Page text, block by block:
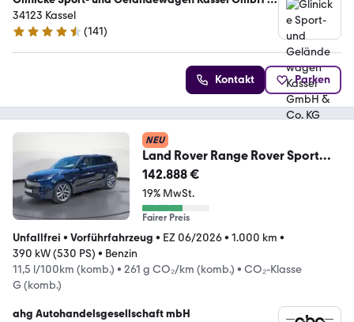
Co. KG
34123 Kassel
4.7 Sterne
(141)
Kontakt Parken
NEU
Land Rover Range Rover Sport
P530 Autobio
142.888 €
19% MwSt.
Fairer Preis
Unfallfrei • Vorführfahrzeug • EZ 06/2026• 1.000 km •
390 kW (530 PS) • Benzin
11,5 l/100km (komb.) • 261 g CO₂/km (komb.) • CO₂-Klasse
G (komb.)
ahg Autohandelsgesellschaft mbH